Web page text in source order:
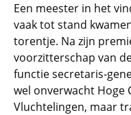
Een meester in het
vaak tot stand
torentje. Na zijn
voorzitterschap van
functie secretaris-
wel onverwacht Hoge
Vluchtelingen, maar